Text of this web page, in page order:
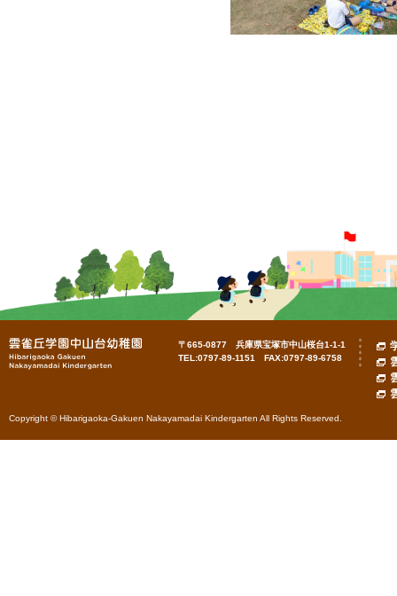
〒665-0877 兵庫県宝塚市中山桜台1-1-1
TEL:0797-89-1151 FAX:0797-89-6758
Copyright © Hibarigaoka-Gakuen Nakayamadai Kindergarten All Rights Reserved.